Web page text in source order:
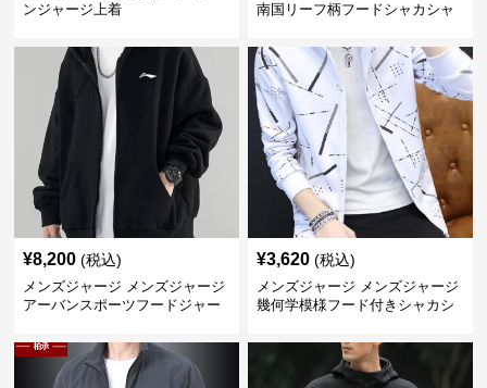
ンジャージ上着
南国リーフ柄フードシャカシャ
¥8,200 (税込)
メンズジャージ メンズジャージ
アーバンスポーツフードジャー
¥3,620 (税込)
メンズジャージ メンズジャージ
幾何学模様フード付きシャカシ